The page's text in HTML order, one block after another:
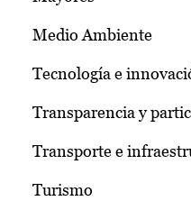
Medio Ambiente
Tecnología e
Transparencia y
Transporte e
Turismo